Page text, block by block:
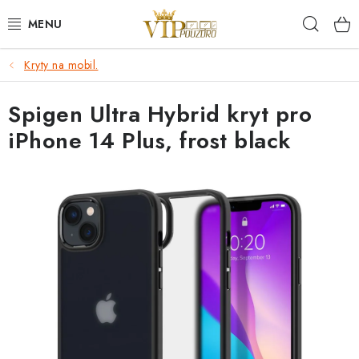
na
KRYTY NA MOBIL.
OCHRANA DISPLEJE - SKLO A FÓLIE
KABELY A NABÍJEČKY
SLUCHÁTKA
DRŽÁKY A STOJÁNKY
BRAŠNY NA NOTEBOOKY
Kryty na mobil.
Spigen Ultra Hybrid kryt pro
iPhone 14 Plus, frost black